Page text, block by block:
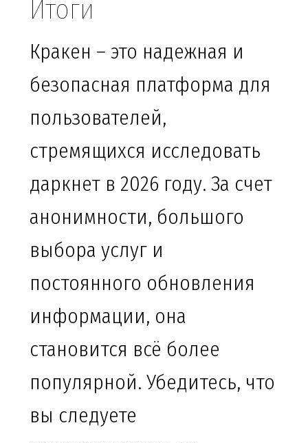
Итоги
Кракен – это надежная и
безопасная платформа для
пользователей,
стремящихся исследовать
даркнет в 2026 году. За счет
анонимности, большого
выбора услуг и
постоянного обновления
информации, она
становится всё более
популярной. Убедитесь, что
вы следуете